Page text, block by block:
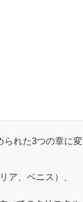
られた3つの章に変
ア、ベニス）、